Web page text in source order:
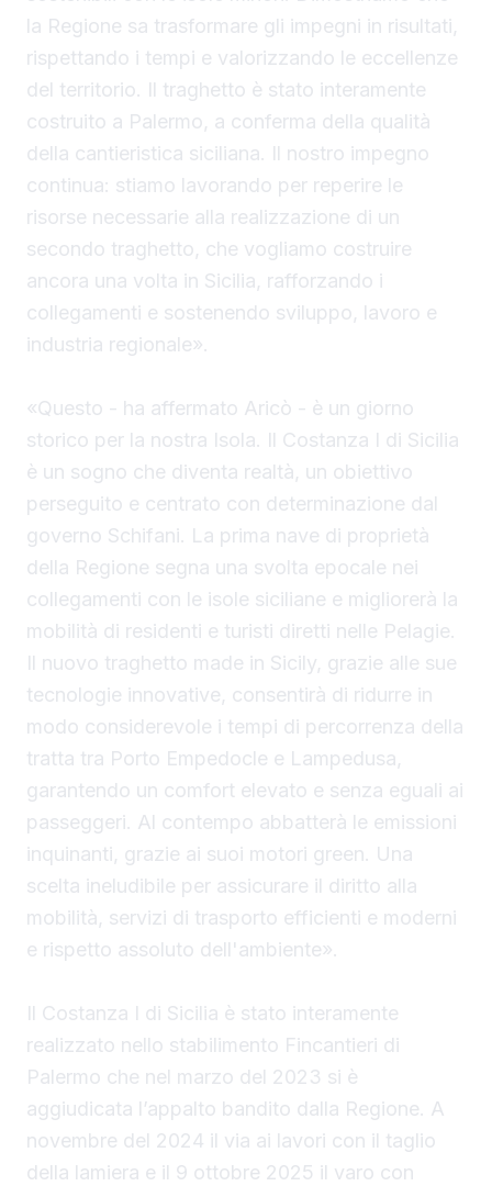
la Regione sa trasformare gli impegni in risultati,
rispettando i tempi e valorizzando le eccellenze
del territorio. Il traghetto è stato interamente
costruito a Palermo, a conferma della qualità
della cantieristica siciliana. Il nostro impegno
continua: stiamo lavorando per reperire le
risorse necessarie alla realizzazione di un
secondo traghetto, che vogliamo costruire
ancora una volta in Sicilia, rafforzando i
collegamenti e sostenendo sviluppo, lavoro e
industria regionale».
«Questo - ha affermato Aricò - è un giorno
storico per la nostra Isola. Il Costanza I di Sicilia
è un sogno che diventa realtà, un obiettivo
perseguito e centrato con determinazione dal
governo Schifani. La prima nave di proprietà
della Regione segna una svolta epocale nei
collegamenti con le isole siciliane e migliorerà la
mobilità di residenti e turisti diretti nelle Pelagie.
Il nuovo traghetto made in Sicily, grazie alle sue
tecnologie innovative, consentirà di ridurre in
modo considerevole i tempi di percorrenza della
tratta tra Porto Empedocle e Lampedusa,
garantendo un comfort elevato e senza eguali ai
passeggeri. Al contempo abbatterà le emissioni
inquinanti, grazie ai suoi motori green. Una
scelta ineludibile per assicurare il diritto alla
mobilità, servizi di trasporto efficienti e moderni
e rispetto assoluto dell'ambiente».
Il Costanza I di Sicilia è stato interamente
realizzato nello stabilimento Fincantieri di
Palermo che nel marzo del 2023 si è
aggiudicata l’appalto bandito dalla Regione. A
novembre del 2024 il via ai lavori con il taglio
della lamiera e il 9 ottobre 2025 il varo con